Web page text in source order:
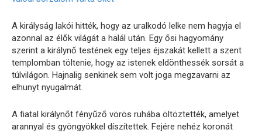
A királyság lakói hitték, hogy az uralkodó lelke nem hagyja el
azonnal az élők világát a halál után. Egy ősi hagyomány
szerint a királynő testének egy teljes éjszakát kellett a szent
templomban töltenie, hogy az istenek eldönthessék sorsát a
túlvilágon. Hajnalig senkinek sem volt joga megzavarni az
elhunyt nyugalmát.
A fiatal királynőt fényűző vörös ruhába öltöztették, amelyet
arannyal és gyöngyökkel díszítettek. Fejére nehéz koronát